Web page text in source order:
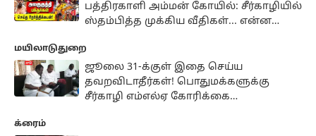
பத்திரகாளி அம்மன் கோயில்: சீர்காழியில்
ஸ்தம்பித்த முக்கிய வீதிகள்... என்ன
மயிலாடுதுறை
ஜூலை 31-க்குள் இதை செய்ய
தவறவிடாதீர்கள்! பொதுமக்களுக்கு
சீர்காழி எம்எல்ஏ கோரிக்கை
க்ரைம்